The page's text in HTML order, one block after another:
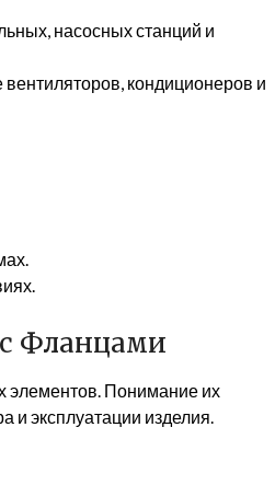
насосных станций и
кондиционеров и
Фланцами
элементов. Понимание их
и эксплуатации изделия.